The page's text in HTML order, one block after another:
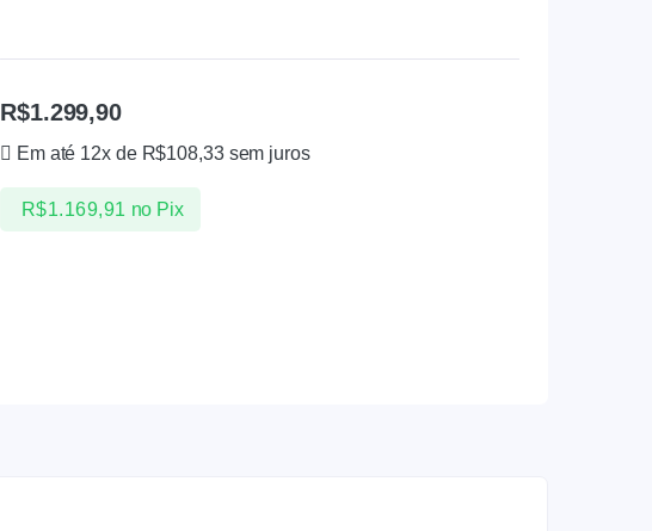
R$1.299,90
Em até 12x de R$108,33sem juros
R$1.169,91 no Pix